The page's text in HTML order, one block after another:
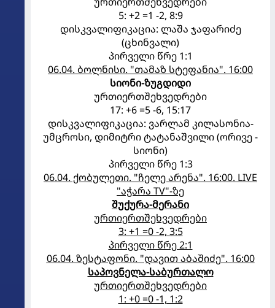
5: +2 =1 -2, 8:9
დისკვალიფიკაცია: ლაშა ჯაფარიძე
(ცხინვალი)
პირველი წრე 1:1
06.04. ბოლნისი. "თამაზ სტეფანია". 16:00
სიონი-ზუგდიდი
ურთიერთშეხვედრები
17: +6 =5 -6, 15:17
დისკვალიფიკაცია: ვარლამ კილასონია-
უმცროსი, დიმიტრი ტატანაშვილი (ორივე -
სიონი)
პირველი წრე 1:3
06.04. ქობულეთი. "ჩელე არენა". 16:00. LIVE
"აჭარა TV"-ზე
შუქურა-მერანი
ურთიერთშეხვედრები
3: +1 =0 -2, 3:5
პირველი წრე 2:1
06.04. ზესტაფონი. "დავით აბაშიძე". 16:00
საპოვნელა-საბურთალო
ურთიერთშეხვედრები
1: +0 =0 -1, 1:2